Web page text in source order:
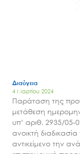
Διαύγεια
4 Μαρτίου 2024
Παράταση της
μετάθεση
υπ’ αριθ. 2935/05-
ανοικτή
αντικείμενο την